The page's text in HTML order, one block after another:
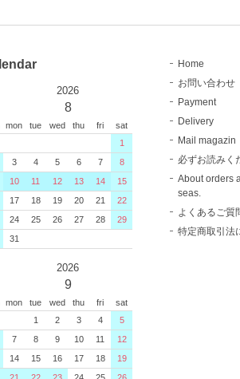
2026
8
mon tue wed thu fri
sat
1
3 4 5 6 7
8
10 11 12 13 14
15
17 18 19 20 21
22
24 25 26 27 28
29
31
2026
9
mon tue wed thu fri
sat
1
2 3 4
5
7 8 9 10 11
12
14 15 16 17 18
19
Home
お問い合わせ
Payment
Delivery
Mail magazin
必ずお読みく
About orders
seas.
よくあるご質
特定商取引法